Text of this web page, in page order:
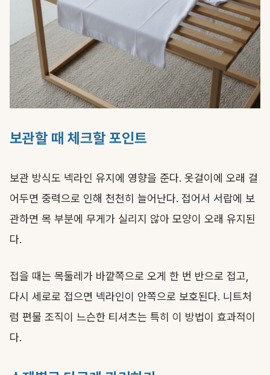
보관할 때 체크할 포인트
보관 방식도 넥라인 유지에 영향을 준다. 옷걸이에 오래 걸
어두면 중력으로 인해 천천히 늘어난다. 접어서 서랍에 보
관하면 목 부분에 무게가 실리지 않아 모양이 오래 유지된
다.
접을 때는 목둘레가 바깥쪽으로 오게 한 번 반으로 접고,
다시 세로로 접으면 넥라인이 안쪽으로 보호된다. 니트처
럼 편물 조직이 느슨한 티셔츠는 특히 이 방법이 효과적이
다.